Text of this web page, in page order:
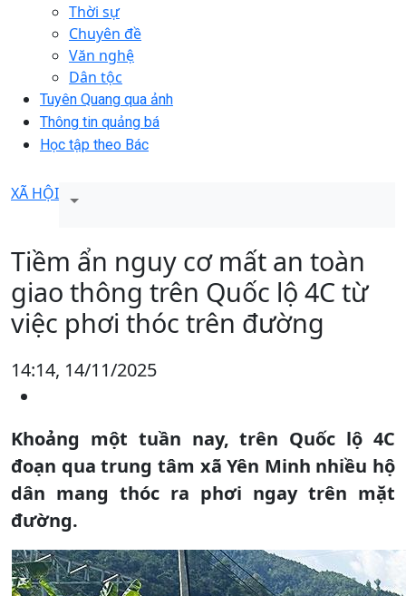
Thời sự
Chuyên đề
Văn nghệ
Dân tộc
Tuyên Quang qua ảnh
Thông tin quảng bá
Học tập theo Bác
XÃ HỘI
Tiềm ẩn nguy cơ mất an toàn
giao thông trên Quốc lộ 4C từ
việc phơi thóc trên đường
14:14, 14/11/2025
Khoảng một tuần nay, trên Quốc lộ 4C
đoạn qua trung tâm xã Yên Minh nhiều hộ
dân mang thóc ra phơi ngay trên mặt
đường.